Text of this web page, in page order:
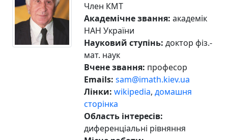
Член КМТ
Академічне звання: академік
НАН України
Науковий ступінь: доктор фіз.-
мат. наук
Вчене звання: професор
Emails: sam@imath.kiev.ua
Лінки: wikipedia,домашня
сторінка
Область інтересів:
диференціальні рівняння